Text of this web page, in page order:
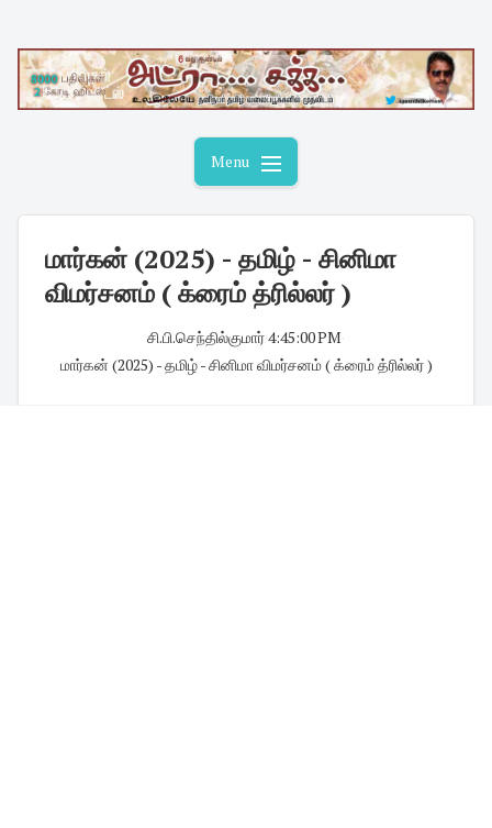
content
Menu
மார்கன் (2025) - தமிழ் - சினிமா
விமர்சனம் ( க்ரைம் த்ரில்லர் )
சி.பி.செந்தில்குமார்4:45:00 PM
மார்கன் (2025) - தமிழ் - சினிமா விமர்சனம் ( க்ரைம் த்ரில்லர் )